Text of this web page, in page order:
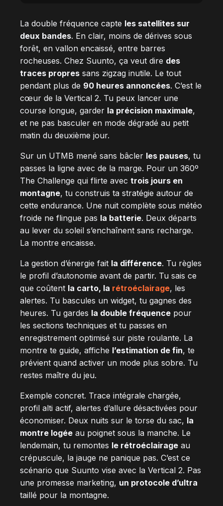
La double fréquence capte les satellites sur
deux bandes. En clair, moins de dérives sous
forêt, en vallon encaissé, entre barres
rocheuses. Chez Suunto, ça veut dire des
traces propres sans zigzag inutile. Le tout
pendant plus de 90 heures annoncées. C’est le
cœur de la Vertical 2. Tu peux lancer une
course longue, garder la précision maximale,
et ne pas basculer en mode dégradé au petit
matin du deuxième jour.
Sur un UTMB mené sans bâcler les pauses, tu
passes la ligne avec de la marge. Pour un 360º
The Challenge qui flirte avec trois jours en
montagne, tu construis ta stratégie autour de
cette endurance. Une nuit complète sous météo
froide ne flingue pas la batterie. Deux départs
au lever du soleil s’enchaînent sans recharge.
La montre encaisse.
La gestion d’énergie fait la différence. Tu règles
le profil d’autonomie avant de partir. Tu sais ce
que coûtent la carto, la rétroéclairage, les
alertes. Tu bascules un widget, tu gagnes des
heures. Tu gardes la double fréquence pour
les sections techniques et tu passes en
enregistrement optimisé sur piste roulante. La
montre te guide, affiche l’estimation de fin, te
prévient quand activer un mode plus sobre. Tu
restes maître du jeu.
Exemple concret. Trace intégrale chargée,
profil alti actif, alertes d’allure désactivées pour
économiser. Deux nuits sur le torse du sac, la
montre logée au poignet sous la manche. Le
lendemain, tu remontes le rétroéclairage au
crépuscule, la jauge ne panique pas. C’est ce
scénario que Suunto vise avec la Vertical 2. Pas
une promesse marketing, un protocole d’ultra
taillé pour la montagne.